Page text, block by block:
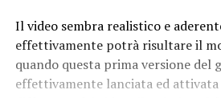
Il video sembra realistico e
effettivamente potrà risultare il
quando questa prima versione del
effettivamente lanciata ed attivata